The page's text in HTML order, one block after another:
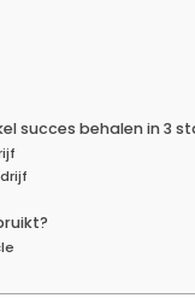
succes behalen in 3